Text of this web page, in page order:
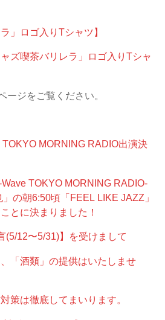
」ロゴ入りTシャツ】
ズ喫茶バリレラ」ロゴ入りTシャ
ジをご覧ください。
TOKYO MORNING RADIO出演決
TOKYO MORNING RADIO-
の朝6:50頃「FEEL LIKE JAZZ」
とに決まりました！
(5/12〜5/31)】を受けまして
「酒類」の提供はいたしませ
策は徹底してまいります。